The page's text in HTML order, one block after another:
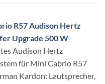
R57 Audison Hertz
Upgrade 500 W
Audison Hertz
für Mini Cabrio R57
Kardon: Lautsprecher,